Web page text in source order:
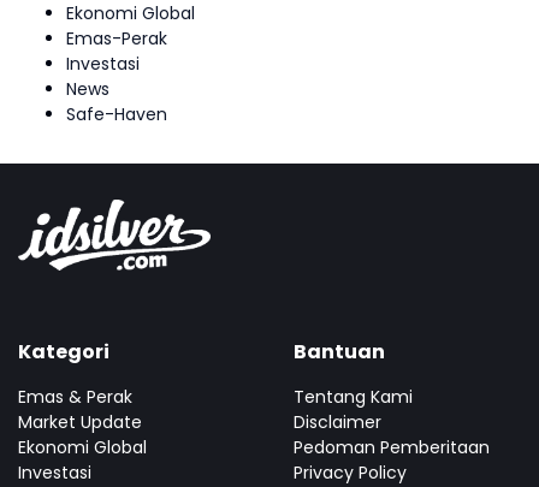
Ekonomi Global
Emas-Perak
Investasi
News
Safe-Haven
Kategori
Emas & Perak
Market Update
Ekonomi Global
Investasi
Bantuan
Tentang Kami
Disclaimer
Pedoman Pemberitaan
Privacy Policy